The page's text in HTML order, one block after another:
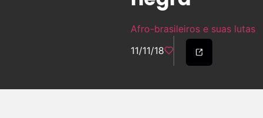
Afro-brasileiros e suas lutas
11/11/18